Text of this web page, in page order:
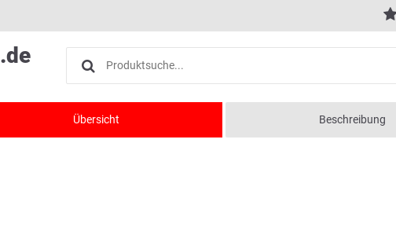
.de
Übersicht Beschreibung